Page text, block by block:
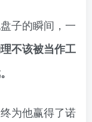
子的瞬间，一
不该被当作工
为他赢得了诺